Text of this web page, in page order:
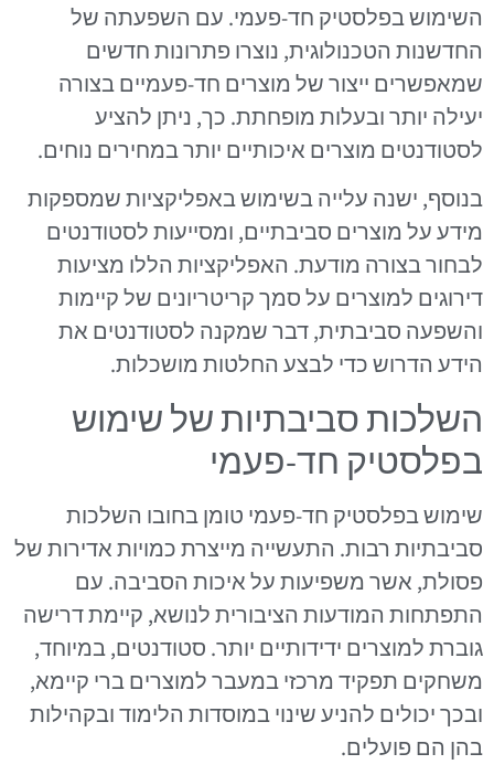
השימוש בפלסטיק חד-פעמי. עם השפעתה של
החדשנות הטכנולוגית, נוצרו פתרונות חדשים
שמאפשרים ייצור של מוצרים חד-פעמיים בצורה
יעילה יותר ובעלות מופחתת. כך, ניתן להציע
לסטודנטים מוצרים איכותיים יותר במחירים נוחים.
בנוסף, ישנה עלייה בשימוש באפליקציות שמספקות
מידע על מוצרים סביבתיים, ומסייעות לסטודנטים
לבחור בצורה מודעת. האפליקציות הללו מציעות
דירוגים למוצרים על סמך קריטריונים של קיימות
והשפעה סביבתית, דבר שמקנה לסטודנטים את
הידע הדרוש כדי לבצע החלטות מושכלות.
השלכות סביבתיות של שימוש
בפלסטיק חד-פעמי
שימוש בפלסטיק חד-פעמי טומן בחובו השלכות
סביבתיות רבות. התעשייה מייצרת כמויות אדירות של
פסולת, אשר משפיעות על איכות הסביבה. עם
התפתחות המודעות הציבורית לנושא, קיימת דרישה
גוברת למוצרים ידידותיים יותר. סטודנטים, במיוחד,
משחקים תפקיד מרכזי במעבר למוצרים ברי קיימא,
ובכך יכולים להניע שינוי במוסדות הלימוד ובקהילות
בהן הם פועלים.